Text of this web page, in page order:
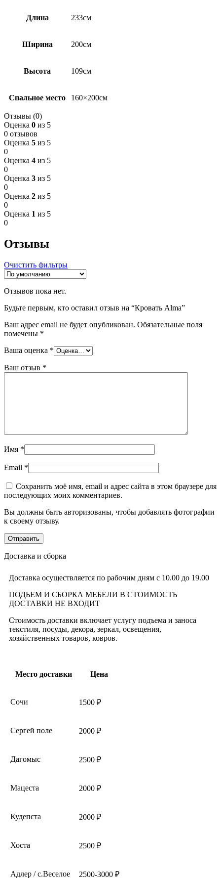
Длина 233см
Ширина 200см
Высота 109см
Спальное место 160×200см
Отзывы (0)
Оценка 0 из 5
0 отзывов
Оценка 5 из 5
0
Оценка 4 из 5
0
Оценка 3 из 5
0
Оценка 2 из 5
0
Оценка 1 из 5
0
Отзывы
Очистить фильтры
Отзывов пока нет.
Будьте первым, кто оставил отзыв на “Кровать Alma”
Ваш адрес email не будет опубликован. Обязательные поля
помечены *
Ваша оценка *
Ваш отзыв *
Имя *
Email *
Сохранить моё имя, email и адрес сайта в этом браузере для
последующих моих комментариев.
Вы должны быть авторизованы, чтобы добавлять фотографии
к своему отзыву.
Доставка и сборка
Доставка осуществляется по рабочим дням с 10.00 до 19.00
ПОДЬЕМ И СБОРКА МЕБЕЛИ В СТОИМОСТЬ
ДОСТАВКИ НЕ ВХОДИТ
Стоимость доставки включает услугу подъема и заноса
текстиля, посуды, декора, зеркал, освещения,
хозяйственных товаров, ковров.
Место доставки Цена
Сочи 1500 ₽
Сергей поле 2000 ₽
Дагомыс 2500 ₽
Мацеста 2000 ₽
Кудепста 2000 ₽
Хоста 2500 ₽
Адлер / с.Веселое 2500-3000 ₽